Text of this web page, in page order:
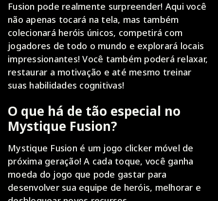
Fusion pode realmente surpreender! Aqui você
não apenas tocará na tela, mas também
colecionará heróis únicos, competirá com
jogadores de todo o mundo e explorará locais
impressionantes! Você também poderá relaxar,
restaurar a motivação e até mesmo treinar
suas habilidades cognitivas!
O que há de tão especial no
Mystique Fusion?
Mystique Fusion é um jogo clicker móvel de
próxima geração! A cada toque, você ganha
moeda do jogo que pode gastar para
desenvolver sua equipe de heróis, melhorar e